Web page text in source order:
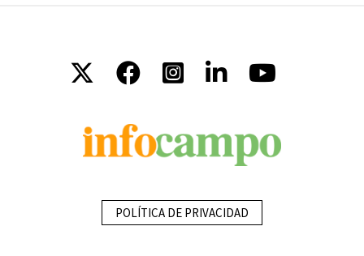
POLÍTICA DE PRIVACIDAD